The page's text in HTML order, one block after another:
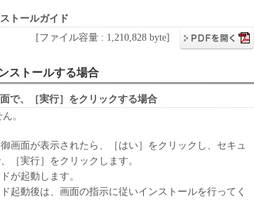
権原および所有権は、その内容によりキヤノンまたは
ア」に含まれるキヤノンまたはキヤノンのライセンサ
除去しもしくは削除してはなりません。
、『現状のまま』の状態で使用許諾されます。キヤノ
ー、キヤノンの子会社、キヤノンの関連会社、それら
のいずれも、「本ソフトウェア」に関して、商品性お
の保証を含め、いかなる保証も、明示たると黙示たる
トールガイド
[ファイル容量 : 1,210,828 byte]
ストールする場合
で、［実行］をクリックする場合
。
画面が表示されたら、［はい］をクリックし、セキュ
［実行］をクリックします。
が起動します。
起動後は、画面の指示に従いインストールを行ってく